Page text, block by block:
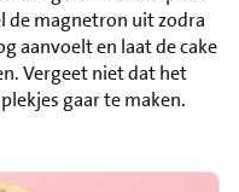
de magnetron uit zodra
aanvoelt en laat de cake
Vergeet niet dat het
gaar te maken.